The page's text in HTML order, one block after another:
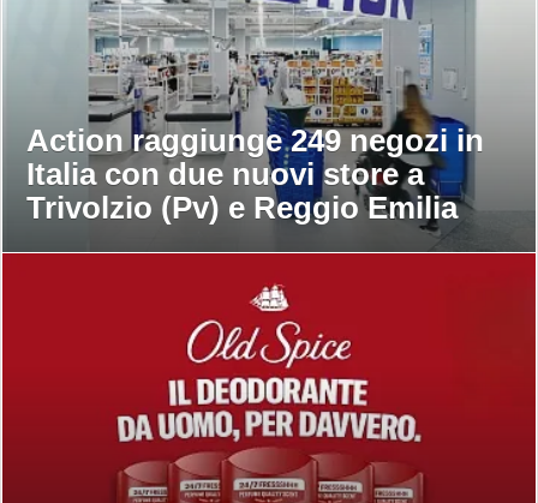
Action raggiunge 249 negozi in
Italia con due nuovi store a
Trivolzio (Pv) e Reggio Emilia